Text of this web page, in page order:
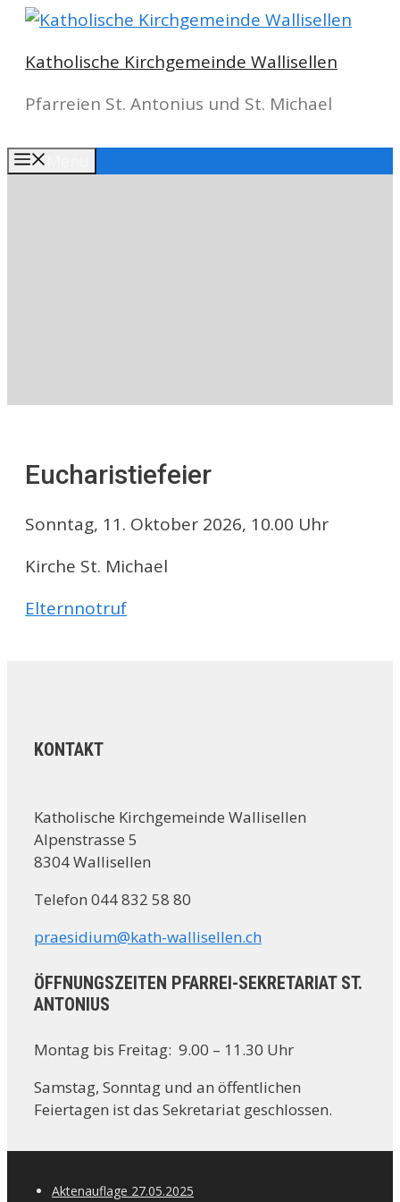
Springe
Inhalt
Katholische Kirchgemeinde Wallisellen
Pfarreien St. Antonius und St. Michael
Eucharistiefeier
Sonntag, 11. Oktober 2026, 10.00 Uhr
Kirche St. Michael
Elternnotruf
KONTAKT
Katholische Kirchgemeinde Wallisellen
Alpenstrasse 5
8304 Wallisellen
Telefon 044 832 58 80
praesidium@kath-wallisellen.ch
ÖFFNUNGSZEITEN PFARREI-SEKRETARIAT ST.
ANTONIUS
Montag bis Freitag: 9.00 – 11.30 Uhr
Samstag, Sonntag und an öffentlichen
Feiertagen ist das Sekretariat geschlossen.
Aktenauflage 27.05.2025